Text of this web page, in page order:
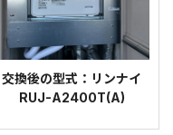
交換後の型式：リンナイ
RUJ-A2400T(A)